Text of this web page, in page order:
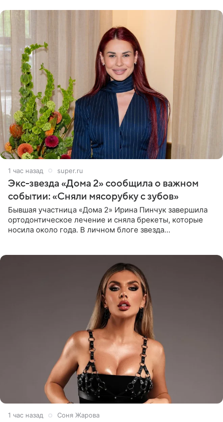
1 час назад super.ru
Экс-звезда «Дома 2» сообщила о важном
событии: «Сняли мясорубку с зубов»
Бывшая участница «Дома 2» Ирина Пинчук завершила
ортодонтическое лечение и сняла брекеты, которые
носила около года. В личном блоге звезда
1 час назад Соня Жарова